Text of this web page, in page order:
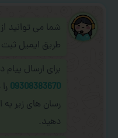
شما می توانید
طریق ایمیل
برای ارسال پیام
09308383670
رسان های زیر به
دهید.